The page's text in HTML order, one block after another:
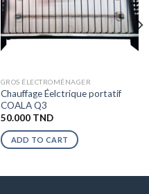
GROS ÉLECTROMÉNAGER
Chauffage Éelctrique portatif
COALA Q3
50.000 TND
ADD TO CART